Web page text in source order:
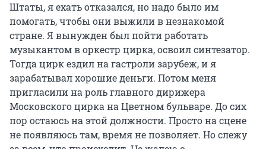
Штаты, я ехать отказался, но надо было им
помогать, чтобы они выжили в незнакомой
стране. Я вынужден был пойти работать
музыкантом в оркестр цирка, освоил синтезатор.
Тогда цирк ездил на гастроли зарубеж, и я
зарабатывал хорошие деньги. Потом меня
пригласили на роль главного дирижера
Московского цирка на Цветном бульваре. До сих
пор остаюсь на этой должности. Просто на сцене
не появляюсь там, время не позволяет. Но слежу